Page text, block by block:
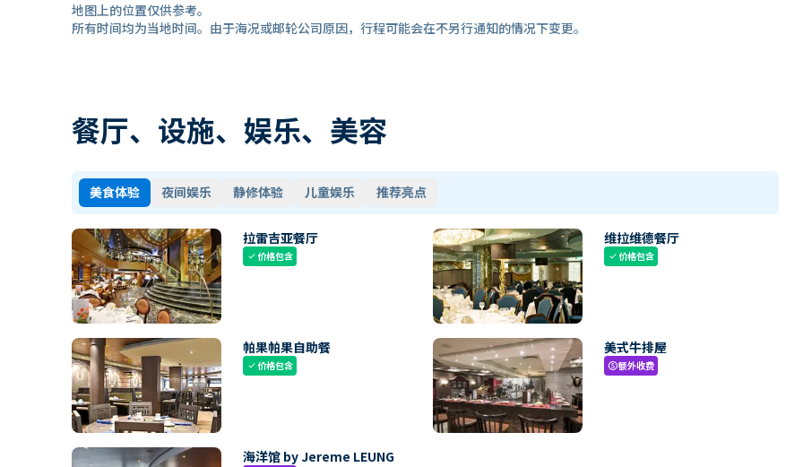
地图上的位置仅供参考。
所有时间均为当地时间。由于海况或邮轮公司原因，行程可能会在不另行通知的情况下变更。
餐厅、设施、娱乐、美容
美食体验 夜间娱乐 静修体验 儿童娱乐 推荐亮点
拉雷吉亚餐厅
check价格包含
维拉维德餐厅
check价格包含
帕果帕果自助餐
check价格包含
美式牛排屋
paid额外收费
海洋馆 by Jereme LEUNG